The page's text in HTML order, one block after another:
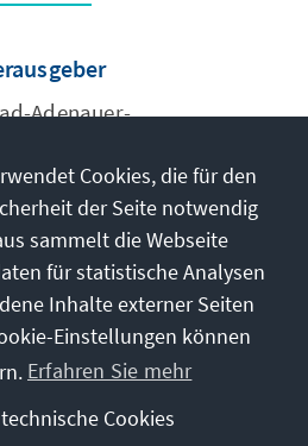
Adenauer-
Cookies, die für den
der Seite notwendig
sammelt die Webseite
für statistische Analysen
Inhalte externer Seiten
Einstellungen können
Erfahren Sie mehr
Cookies